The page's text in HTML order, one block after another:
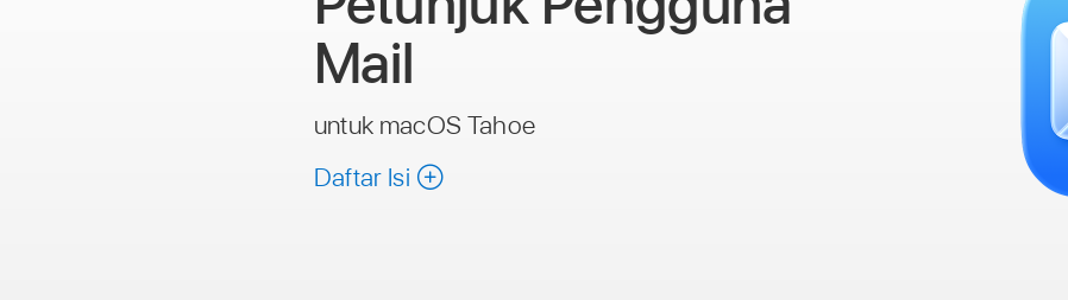
Mail
untuk macOS Tahoe
Daftar Isi